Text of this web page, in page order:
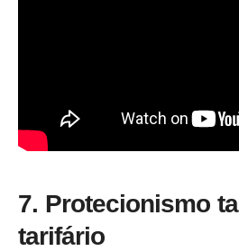
7. Protecionismo
tarifário